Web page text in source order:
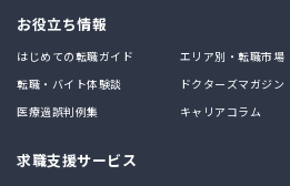
お役立ち情報
はじめての転職ガイド
エリア別・転職市場
転職・バイト体験談
ドクターズマガジン
医療過誤判例集
キャリアコラム
求職支援サービス